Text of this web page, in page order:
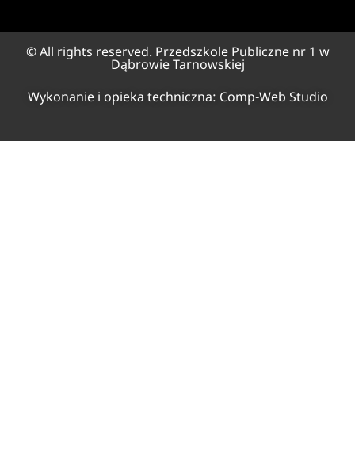
© All rights reserved. Przedszkole Publiczne nr 1 w
Dąbrowie Tarnowskiej
Wykonanie i opieka techniczna: Comp-Web Studio